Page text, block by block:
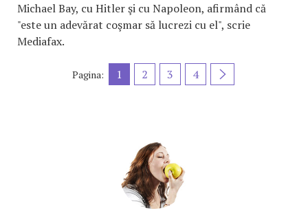
Michael Bay, cu Hitler şi cu Napoleon, afirmând că
"este un adevărat coşmar să lucrezi cu el", scrie
Mediafax.
Pagina: 1 2 3 4